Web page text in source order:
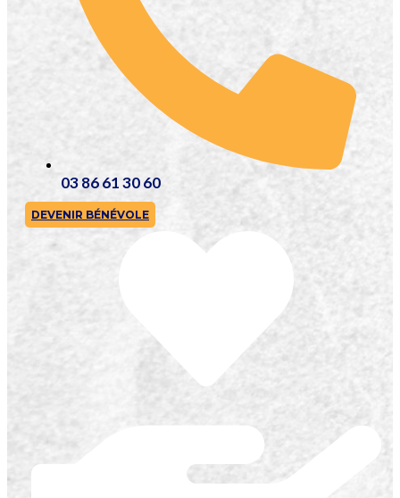
03 86 61 30 60
DEVENIR BÉNÉVOLE